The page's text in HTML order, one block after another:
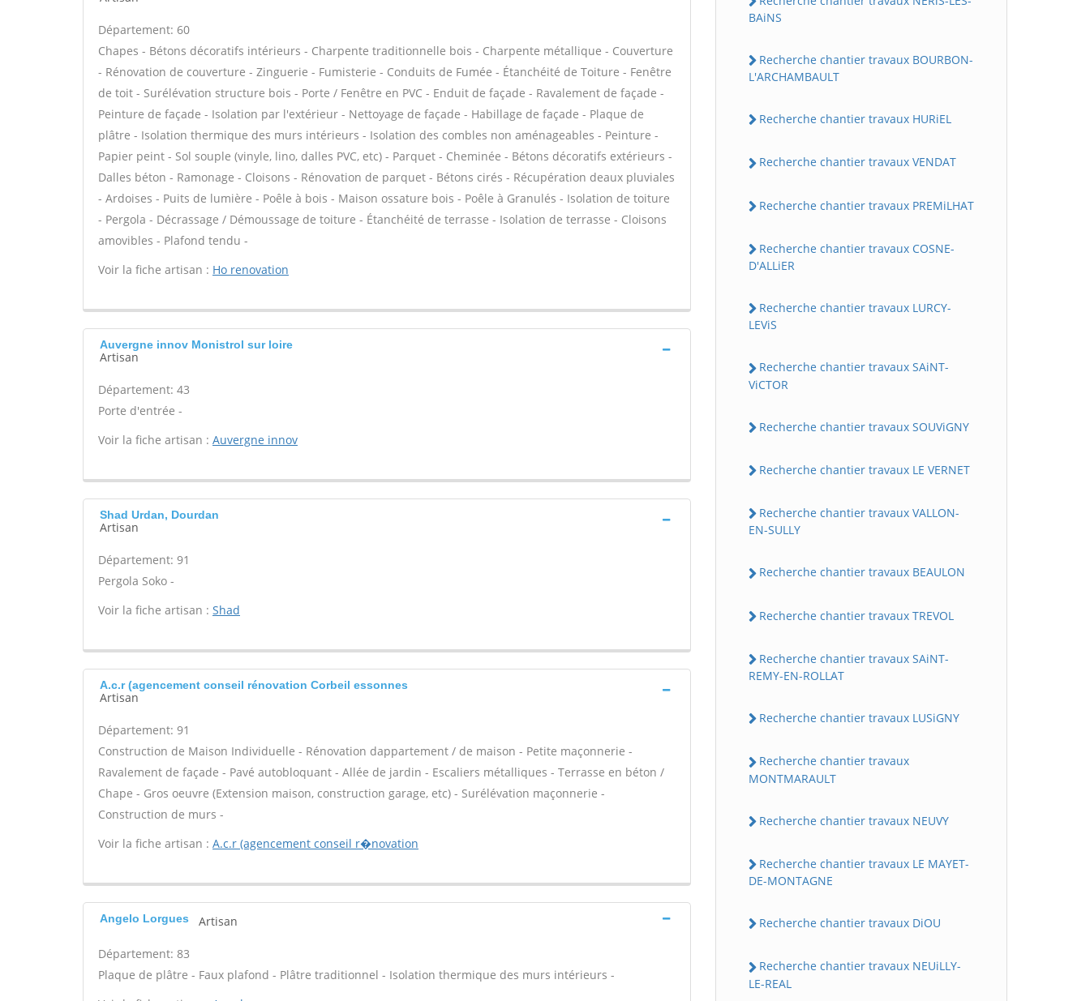
Département: 60
Chapes - Bétons décoratifs intérieurs - Charpente traditionnelle bois - Charpente métallique - Couverture
- Rénovation de couverture - Zinguerie - Fumisterie - Conduits de Fumée - Étanchéité de Toiture - Fenêtre
de toit - Surélévation structure bois - Porte / Fenêtre en PVC - Enduit de façade - Ravalement de façade -
Peinture de façade - Isolation par l'extérieur - Nettoyage de façade - Habillage de façade - Plaque de
plâtre - Isolation thermique des murs intérieurs - Isolation des combles non aménageables - Peinture -
Papier peint - Sol souple (vinyle, lino, dalles PVC, etc) - Parquet - Cheminée - Bétons décoratifs extérieurs -
Dalles béton - Ramonage - Cloisons - Rénovation de parquet - Bétons cirés - Récupération deaux pluviales
- Ardoises - Puits de lumière - Poêle à bois - Maison ossature bois - Poêle à Granulés - Isolation de toiture
- Pergola - Décrassage / Démoussage de toiture - Étanchéité de terrasse - Isolation de terrasse - Cloisons
amovibles - Plafond tendu -
Voir la fiche artisan : Ho renovation
Auvergne innov Monistrol sur loire
Artisan
Département: 43
Porte d'entrée -
Voir la fiche artisan : Auvergne innov
Shad Urdan, Dourdan
Artisan
Département: 91
Pergola Soko -
Voir la fiche artisan : Shad
A.c.r (agencement conseil rénovation Corbeil essonnes
Artisan
Département: 91
Construction de Maison Individuelle - Rénovation dappartement / de maison - Petite maçonnerie -
Ravalement de façade - Pavé autobloquant - Allée de jardin - Escaliers métalliques - Terrasse en béton /
Chape - Gros oeuvre (Extension maison, construction garage, etc) - Surélévation maçonnerie -
Construction de murs -
Voir la fiche artisan : A.c.r (agencement conseil r�novation
Angelo Lorgues Artisan
Département: 83
Plaque de plâtre - Faux plafond - Plâtre traditionnel - Isolation thermique des murs intérieurs -
BAiNS
Recherche chantier travaux BOURBON-
L'ARCHAMBAULT
Recherche chantier travaux HURiEL
Recherche chantier travaux VENDAT
Recherche chantier travaux PREMiLHAT
Recherche chantier travaux COSNE-
D'ALLiER
Recherche chantier travaux LURCY-
LEViS
Recherche chantier travaux SAiNT-
ViCTOR
Recherche chantier travaux SOUViGNY
Recherche chantier travaux LE VERNET
Recherche chantier travaux VALLON-
EN-SULLY
Recherche chantier travaux BEAULON
Recherche chantier travaux TREVOL
Recherche chantier travaux SAiNT-
REMY-EN-ROLLAT
Recherche chantier travaux LUSiGNY
Recherche chantier travaux
MONTMARAULT
Recherche chantier travaux NEUVY
Recherche chantier travaux LE MAYET-
DE-MONTAGNE
Recherche chantier travaux DiOU
Recherche chantier travaux NEUiLLY-
LE-REAL